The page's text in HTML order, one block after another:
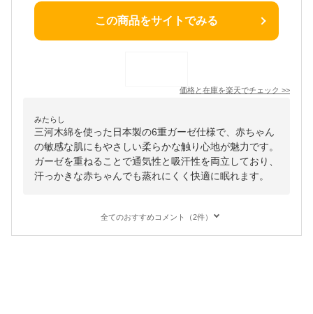
この商品をサイトでみる
価格と在庫を楽天でチェック >>
みたらし
三河木綿を使った日本製の6重ガーゼ仕様で、赤ちゃん
の敏感な肌にもやさしい柔らかな触り心地が魅力です。
ガーゼを重ねることで通気性と吸汗性を両立しており、
汗っかきな赤ちゃんでも蒸れにくく快適に眠れます。
全てのおすすめコメント（2件）